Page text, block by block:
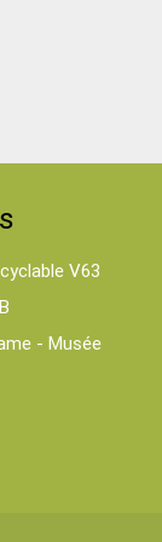
V63
- Musée